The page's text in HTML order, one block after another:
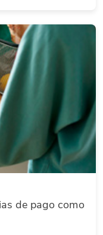
de pago como